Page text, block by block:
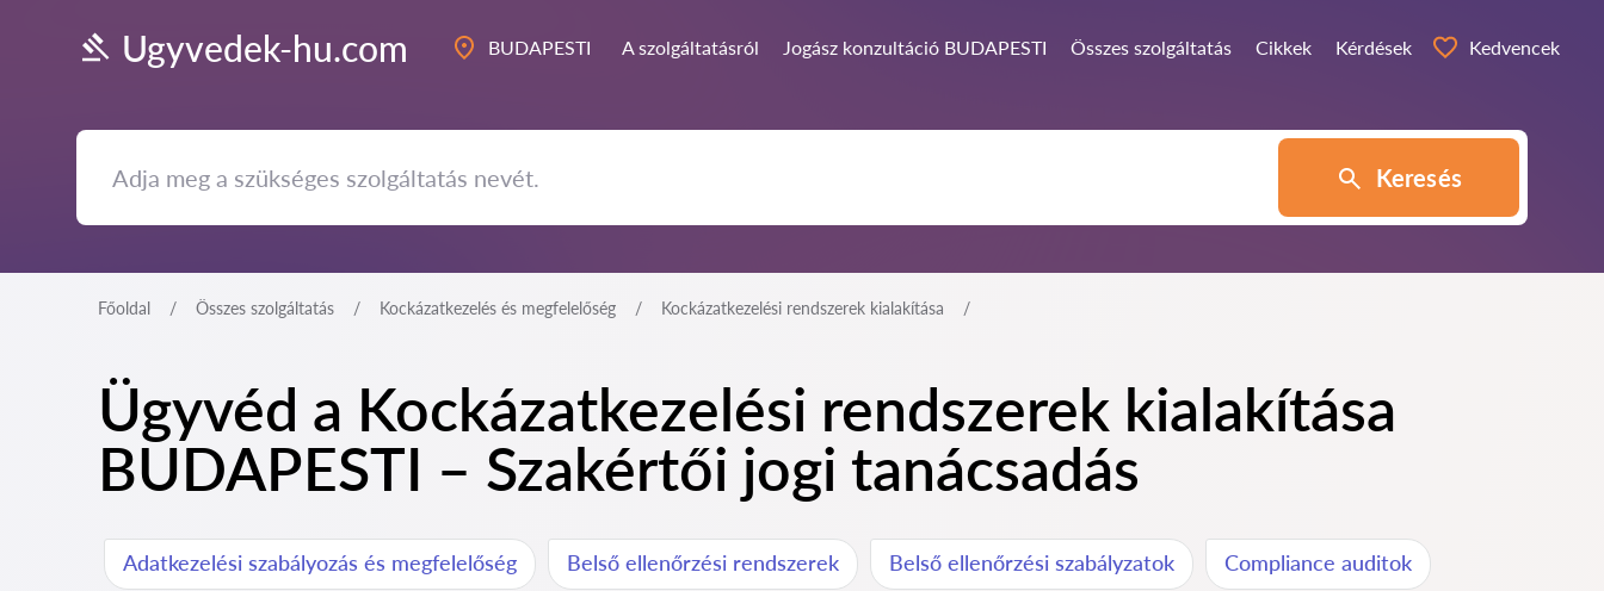
Ugyvedek-hu.com BUDAPESTI A szolgáltatásról Jogász konzultáció BUDAPESTI Összes szolgáltatás Cikkek Kérdések Kedvencek
Keresés
Főoldal Összes szolgáltatás Kockázatkezelés és megfelelőség Kockázatkezelési rendszerek kialakítása
Ügyvéd a Kockázatkezelési rendszerek kialakítása
BUDAPESTI – Szakértői jogi tanácsadás
Adatkezelési szabályozás és megfelelőség Belső ellenőrzési rendszerek Belső ellenőrzési szabályzatok Compliance auditok